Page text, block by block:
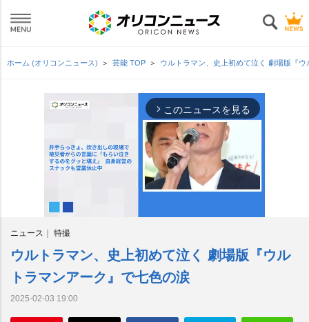
ホーム (オリコンニュース) 芸能 TOP ウルトラマン、史上初めて泣く 劇場版『
arrow_forward_ios このニュースを見る
M
ニュース 特撮
ウルトラマン、史上初めて泣く 劇場版『ウル
トラマンアーク』で七色の涙
2025-02-03 19:00